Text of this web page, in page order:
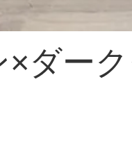
×ダー